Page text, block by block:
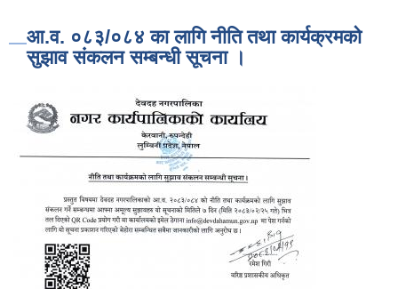
आ.व. ०८३/०८४ का लागि नीति तथा कार्यक्रमको
सुझाव संकलन सम्बन्धी सूचना ।